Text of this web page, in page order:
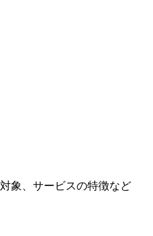
象、サービスの特徴など